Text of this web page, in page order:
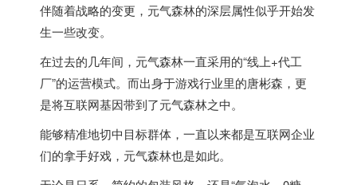
伴随着战略的变更，元气森林的深层属性似乎开始发
生一些改变。
在过去的几年间，元气森林一直采用的“线上+代工
厂”的运营模式。而出身于游戏行业里的唐彬森，更
是将互联网基因带到了元气森林之中。
能够精准地切中目标群体，一直以来都是互联网企业
们的拿手好戏，元气森林也是如此。